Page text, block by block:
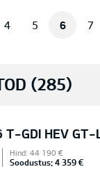
4 5 6 7
(285)
T-GDI HEV
Hind: 44 190 €
Soodustus: 4 359 €